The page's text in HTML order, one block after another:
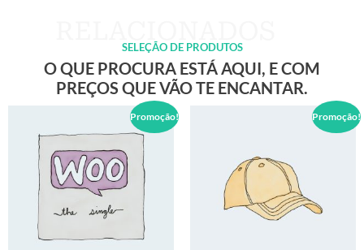
SELEÇÃO DE PRODUTOS
O QUE PROCURA ESTÁ AQUI, E COM
PREÇOS QUE VÃO TE ENCANTAR.
Promoção! Promoção!